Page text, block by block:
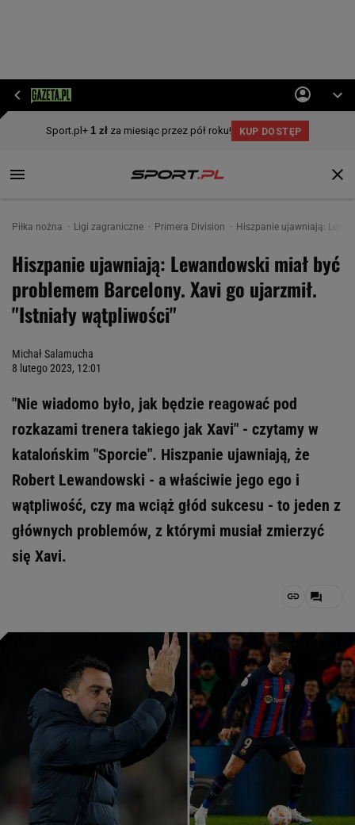
Piłka nożna Ligi zagraniczne Primera Division Hiszpanie ujawniają:
Hiszpanie ujawniają: Lewandowski miał być
problemem Barcelony. Xavi go ujarzmił.
"Istniały wątpliwości"
Michał Salamucha
8 lutego 2023, 12:01
"Nie wiadomo było, jak będzie reagować pod
rozkazami trenera takiego jak Xavi" - czytamy w
katalońskim "Sporcie". Hiszpanie ujawniają, że
Robert Lewandowski - a właściwie jego ego i
wątpliwość, czy ma wciąż głód sukcesu - to jeden z
głównych problemów, z którymi musiał zmierzyć
się Xavi.